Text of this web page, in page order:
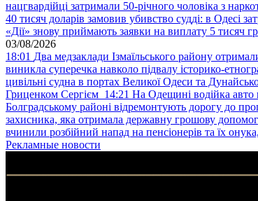
нацгвардійці затримали 50-річного чоловіка з
40 тисяч доларів замовив убивство судді: в Одесі
«Дії» знову приймають заявки на виплату 5 тисяч
03/08/2026
18:01 Два медзаклади Ізмаїльського району
виникла суперечка навколо підвалу історико-
цивільні судна в портах Великої Одеси та
Гриценком Сергієм 14:21 На Одещині водійка авто
Болградському районі відремонтують дорогу до
захисника, яка отримала державну грошову
вчинили розбійний напад на пенсіонерів та їх
Рекламные новости